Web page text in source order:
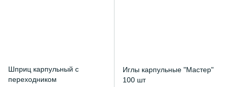
Шприц карпульный с
переходником
Иглы карпульные "Мастер"
100 шт